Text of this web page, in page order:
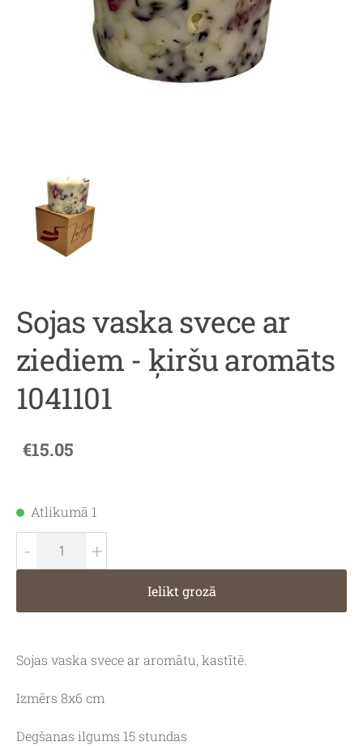
Sojas vaska svece ar
ziediem - ķiršu aromāts
1041101
€15.05
Atlikumā 1
- +
Ielikt grozā
Sojas vaska svece ar aromātu, kastītē.
Izmērs 8x6 cm
Degšanas ilgums 15 stundas